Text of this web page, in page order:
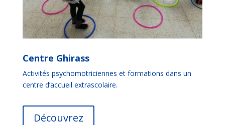
Centre Ghirass
Activités psychomotriciennes et formations dans un
centre d’accueil extrascolaire.
Découvrez